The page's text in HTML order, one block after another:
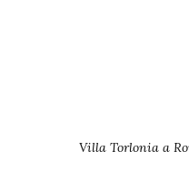
Villa Torlonia a